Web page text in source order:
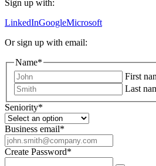
Sign up with:
LinkedInGoogleMicrosoft
Or sign up with email:
Name*
First
Last
Seniority*
Business email*
Create Password*